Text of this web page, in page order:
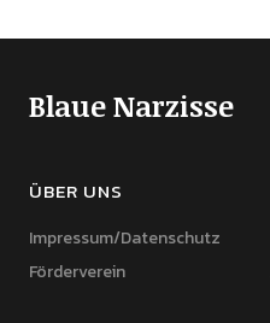
Blaue Narzisse
ÜBER UNS
Impressum/Datenschutz
Förderverein